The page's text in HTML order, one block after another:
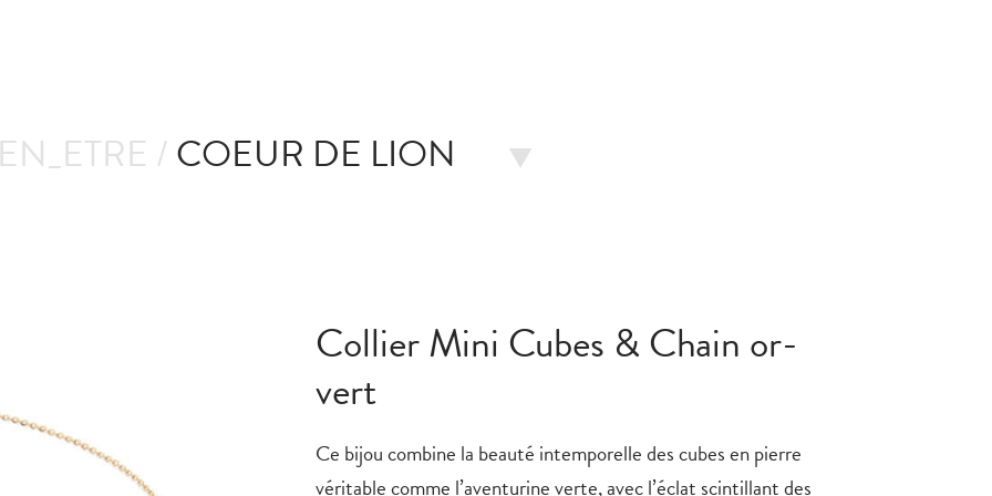
/ COEUR DE LION
Collier Mini Cubes & Chain or-
vert
Ce bijou combine la beauté intemporelle des cubes en pierre
véritable comme l’aventurine verte, avec l’éclat scintillant des